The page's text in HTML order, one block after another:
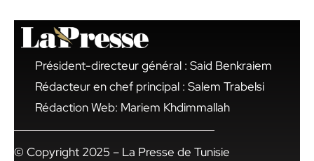
Président-directeur général : Said Benkraiem
Rédacteur en chef principal : Salem Trabelsi
Rédaction Web: Mariem Khdimmallah
© Copyright 2025 – La Presse de Tunisie